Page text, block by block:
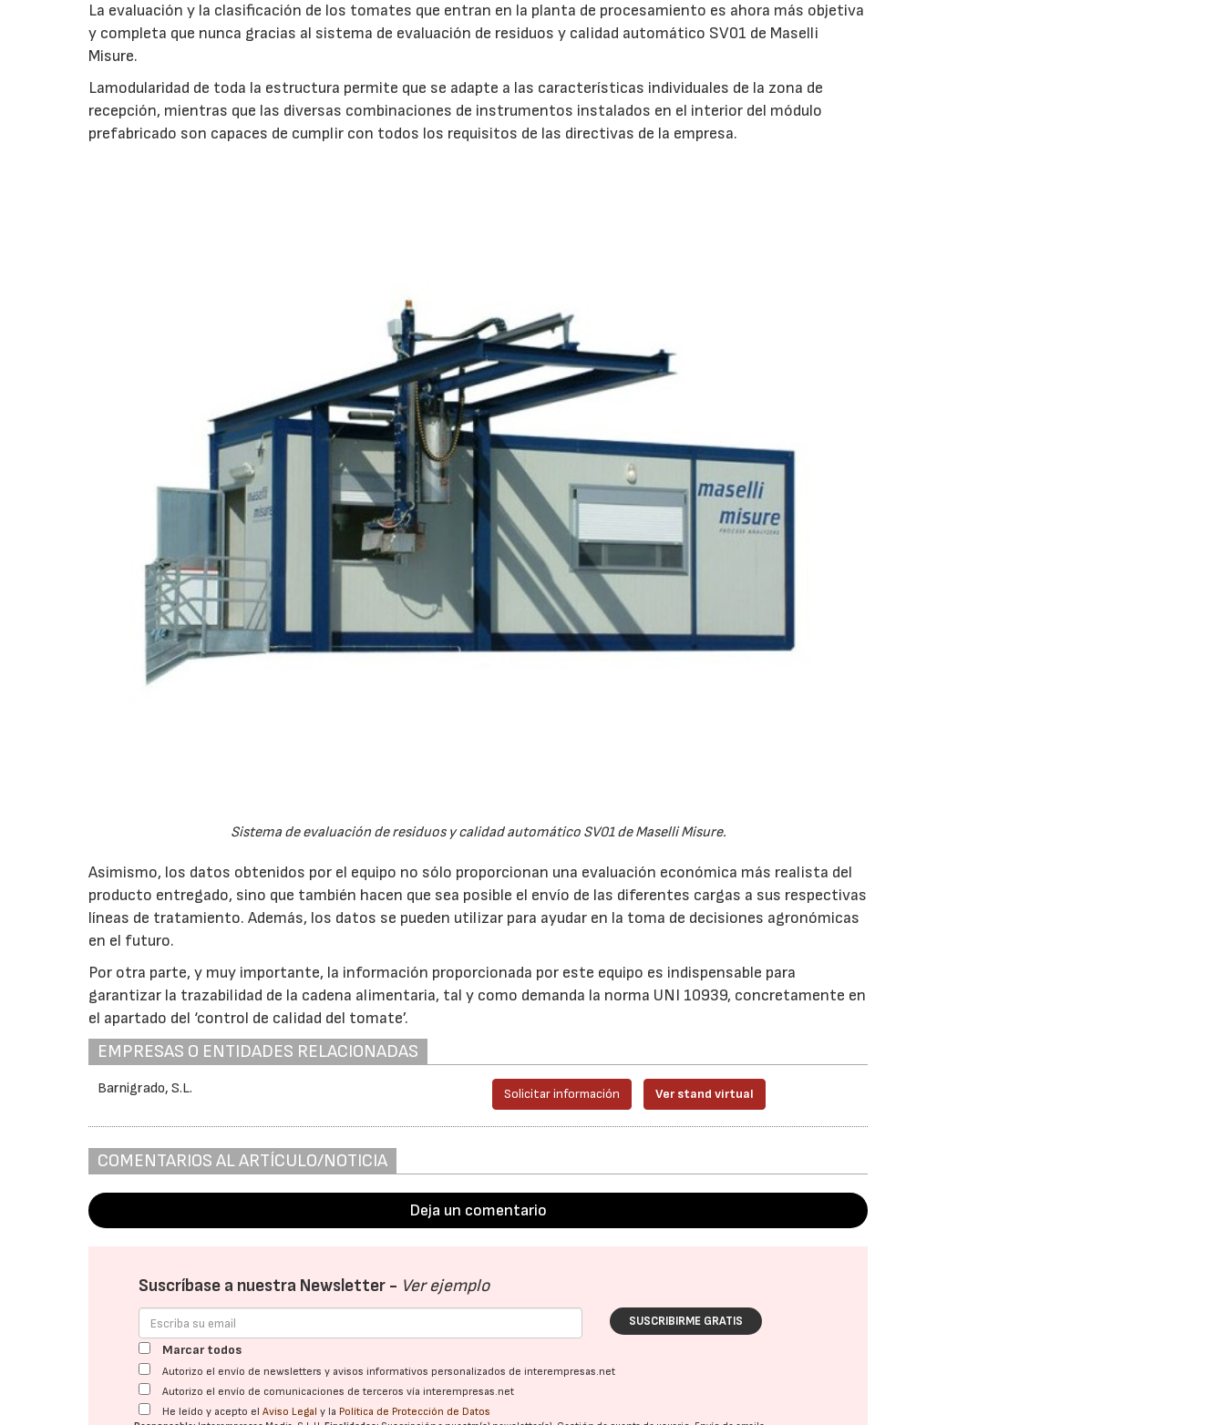
La evaluación y la clasificación de los tomates que entran en la planta de procesamiento es ahora más objetiva
y completa que nunca gracias al sistema de evaluación de residuos y calidad automático SV01 de Maselli
Misure.
Lamodularidad de toda la estructura permite que se adapte a las características individuales de la zona de
recepción, mientras que las diversas combinaciones de instrumentos instalados en el interior del módulo
prefabricado son capaces de cumplir con todos los requisitos de las directivas de la empresa.
Sistema de evaluación de residuos y calidad automático SV01 de Maselli Misure.
Asimismo, los datos obtenidos por el equipo no sólo proporcionan una evaluación económica más realista del
producto entregado, sino que también hacen que sea posible el envío de las diferentes cargas a sus respectivas
líneas de tratamiento. Además, los datos se pueden utilizar para ayudar en la toma de decisiones agronómicas
en el futuro.
Por otra parte, y muy importante, la información proporcionada por este equipo es indispensable para
garantizar la trazabilidad de la cadena alimentaria, tal y como demanda la norma UNI 10939, concretamente en
el apartado del ‘control de calidad del tomate’.
EMPRESAS O ENTIDADES RELACIONADAS
Barnigrado, S.L. Solicitar información Ver stand virtual
COMENTARIOS AL ARTÍCULO/NOTICIA
Deja un comentario
Suscríbase a nuestra Newsletter - Ver ejemplo
SUSCRIBIRME GRATIS
Marcar todos
Autorizo el envío de newsletters y avisos informativos personalizados de interempresas.net
Autorizo el envío de comunicaciones de terceros vía interempresas.net
He leído y acepto elAviso Legal y la Política de Protección de Datos